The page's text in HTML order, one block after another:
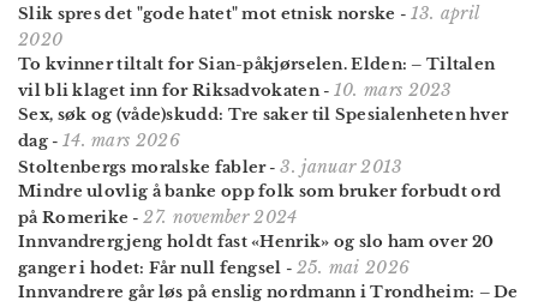
Slik spres det "gode hatet" mot etnisk norske - 13. april
2020
To kvinner tiltalt for Sian-påkjørselen. Elden: – Tiltalen
vil bli klaget inn for Riksadvokaten- 10. mars 2023
Sex, søk og (våde)skudd: Tre saker til Spesialenheten hver
dag- 14. mars 2026
Stoltenbergs moralske fabler-3. januar 2013
Mindre ulovlig å banke opp folk som bruker forbudt ord
på Romerike - 27. november 2024
Innvandrergjeng holdt fast «Henrik» og slo ham over 20
ganger i hodet: Får null fengsel - 25. mai 2026
Innvandrere går løs på enslig nordmann i Trondheim: – De